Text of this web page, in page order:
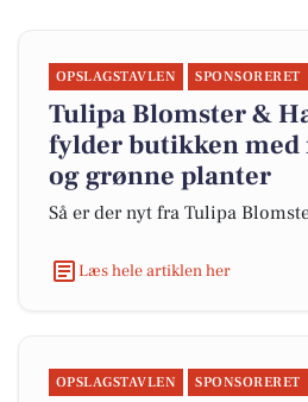
OPSLAGSTAVLEN SPONSORERET
Tulipa Blomster &
fylder butikken med
og grønne planter
Så er der nyt fra Tulipa
Læs hele artiklen her
OPSLAGSTAVLEN SPONSORERET